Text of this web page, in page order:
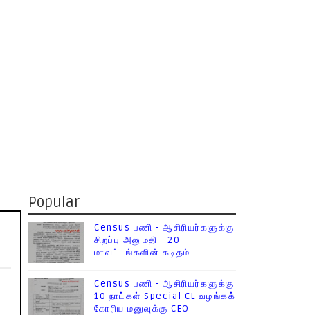
Popular
Census பணி - ஆசிரியர்களுக்கு
சிறப்பு அனுமதி - 20
மாவட்டங்களின் கடிதம்
Census பணி - ஆசிரியர்களுக்கு
10 நாட்கள் Special CL வழங்கக்
கோரிய மனுவுக்கு CEO